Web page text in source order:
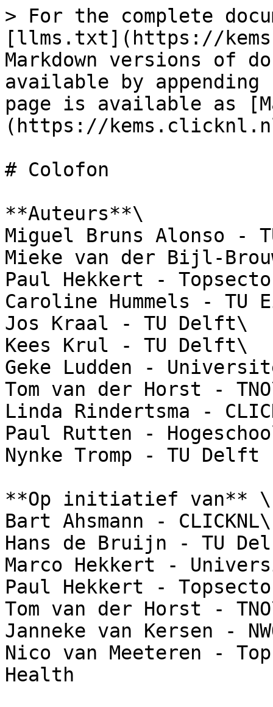
> For the complete
[llms.txt](https://
Markdown versions of
available by
page is available as
(https://
# Colofon
**Auteurs**\
Miguel Bruns Alonso -
Mieke van der Bijl-
Paul Hekkert -
Caroline Hummels - TU
Jos Kraal - TU Delft\
Kees Krul - TU Delft\
Geke Ludden -
Tom van der Horst -
Linda Rindertsma -
Paul Rutten -
Nynke Tromp - TU Delft
**Op initiatief van** \
Bart Ahsmann - CLICKNL\
Hans de Bruijn - TU
Marco Hekkert -
Paul Hekkert -
Tom van der Horst -
Janneke van Kersen -
Nico van Meeteren -
Health